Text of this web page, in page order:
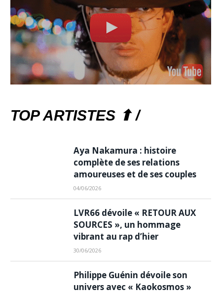
TOP ARTISTES ⬆ /
Aya Nakamura : histoire
complète de ses relations
amoureuses et de ses couples
04/06/2026
LVR66 dévoile « RETOUR AUX
SOURCES », un hommage
vibrant au rap d’hier
30/06/2026
Philippe Guénin dévoile son
univers avec « Kaokosmos »